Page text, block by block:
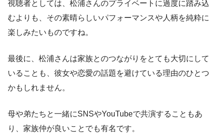
視聴者としては、松浦さんのプライベートに過度に踏み込
むよりも、その素晴らしいパフォーマンスや人柄を純粋に
楽しみたいものですね。
最後に、松浦さんは家族とのつながりをとても大切にして
いることも、彼女や恋愛の話題を避けている理由のひとつ
かもしれません。
母や弟たちと一緒にSNSやYouTubeで共演することもあ
り、家族仲が良いことでも有名です。